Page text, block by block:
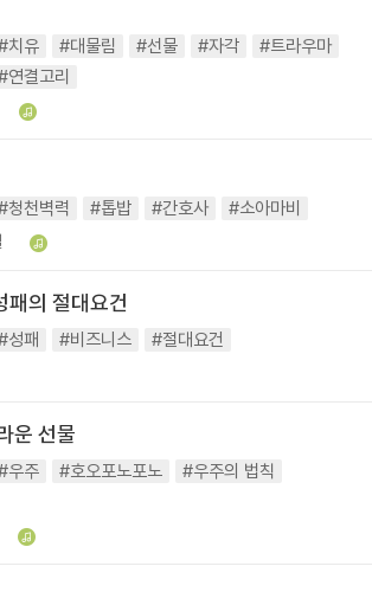
치유 #대물림 #선물 #자각
#트라우마
연결고리
청천벽력 #톱밥 #간호사 #소아마비
패의 절대요건
성패 #비즈니스 #절대요건
운 선물
우주 #호오포노포노
#우주의 법칙